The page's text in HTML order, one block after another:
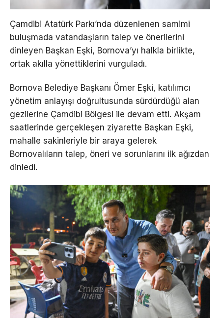
Çamdibi Atatürk Parkı’nda düzenlenen samimi
buluşmada vatandaşların talep ve önerilerini
dinleyen Başkan Eşki, Bornova’yı halkla birlikte,
ortak akılla yönettiklerini vurguladı.
Bornova Belediye Başkanı Ömer Eşki, katılımcı
yönetim anlayışı doğrultusunda sürdürdüğü alan
gezilerine Çamdibi Bölgesi ile devam etti. Akşam
saatlerinde gerçekleşen ziyarette Başkan Eşki,
mahalle sakinleriyle bir araya gelerek
Bornovalıların talep, öneri ve sorunlarını ilk ağızdan
dinledi.